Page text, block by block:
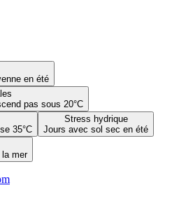
en été
pas sous 20°C
35°C
Stress hydrique
Jours avec sol sec en été
la mer